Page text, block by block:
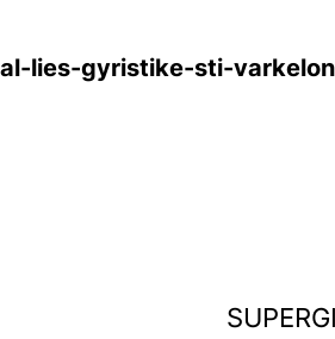
lies-gyristike-sti-